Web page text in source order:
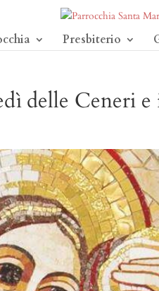
Presbiterio
delle Ceneri